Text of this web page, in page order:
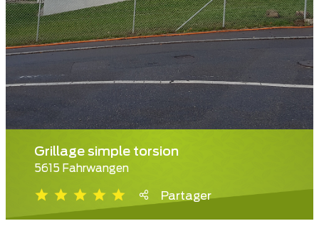
Grillage simple torsion
5615 Fahrwangen
Partager